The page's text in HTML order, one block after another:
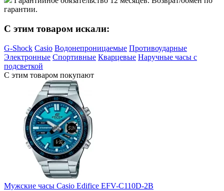
гарантии.
C этим товаром искали:
G-Shock Casio Водонепроницаемые Противоударные
Электронные Спортивные Кварцевые Наручные часы с
подсветкой
С этим товаром покупают
Мужские часы Casio Edifice EFV-C110D-2B